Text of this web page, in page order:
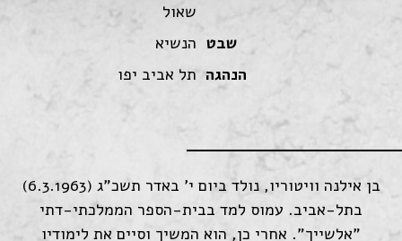
שאול
שבט
הנשיא
הנהגה תל אביב יפו
בן אילנה וויטוריו, נולד ביום י' באדר תשכ"ג (6.3.1963)
בתל-אביב. עמוס למד בבית-הספר הממלכתי-דתי
"אלשייך". אחרי כן, הוא המשיך וסיים את לימודיו